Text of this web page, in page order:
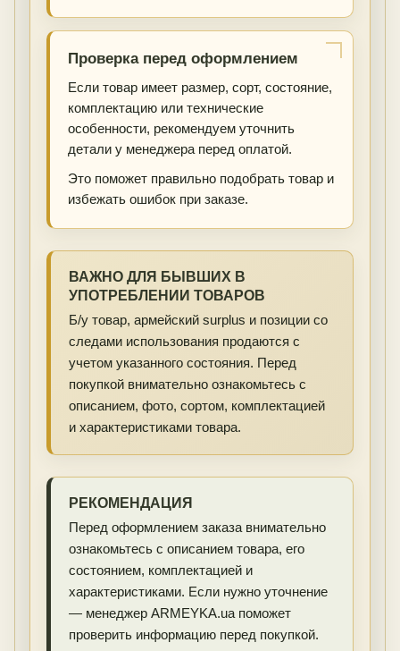
Проверка перед оформлением
Если товар имеет размер, сорт, состояние,
комплектацию или технические
особенности, рекомендуем уточнить
детали у менеджера перед оплатой.
Это поможет правильно подобрать товар и
избежать ошибок при заказе.
ВАЖНО ДЛЯ БЫВШИХ В
УПОТРЕБЛЕНИИ ТОВАРОВ
Б/у товар, армейский surplus и позиции со
следами использования продаются с
учетом указанного состояния. Перед
покупкой внимательно ознакомьтесь с
описанием, фото, сортом, комплектацией
и характеристиками товара.
РЕКОМЕНДАЦИЯ
Перед оформлением заказа внимательно
ознакомьтесь с описанием товара, его
состоянием, комплектацией и
характеристиками. Если нужно уточнение
— менеджер ARMEYKA.ua поможет
проверить информацию перед покупкой.